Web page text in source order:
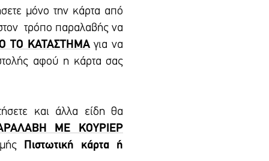
μόνο την κάρτα από
τρόπο παραλαβής να
ΤΟ ΚΑΤΑΣΤΗΜΑγια να
αφού η κάρτα σας
και άλλα είδη θα
ΜΕ ΚΟΥΡΙΕΡ
Πιστωτική κάρτα ή